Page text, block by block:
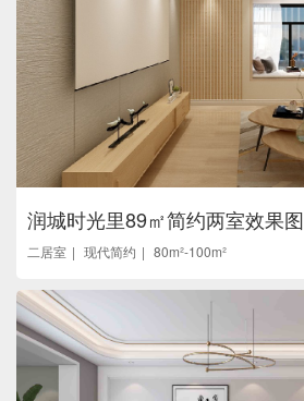
润城时光里89㎡简约两室效果图
二居室 现代简约 80m²-100m²